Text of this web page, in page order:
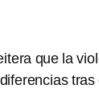
que la